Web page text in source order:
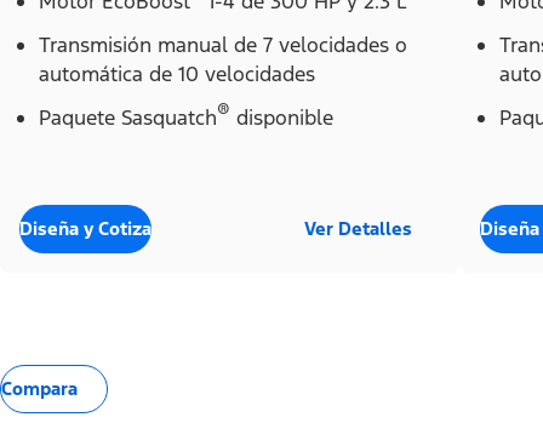
Transmisión manual de 7 velocidades o
automática de 10 velocidades
Paquete Sasquatch® disponible
Diseña y Cotiza Ver Detalles
Compara